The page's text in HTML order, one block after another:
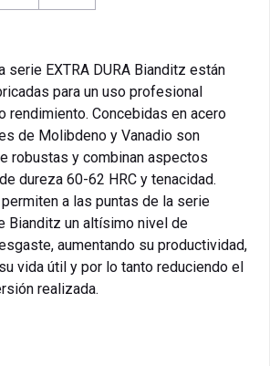
serie EXTRA DURA Bianditz están
para un uso profesional
rendimiento. Concebidas en acero
de Molibdeno y Vanadio son
robustas y combinan aspectos
dureza 60-62 HRC y tenacidad.
a las puntas de la serie
Bianditz un altísimo nivel de
aumentando su productividad,
vida útil y por lo tanto reduciendo el
realizada.